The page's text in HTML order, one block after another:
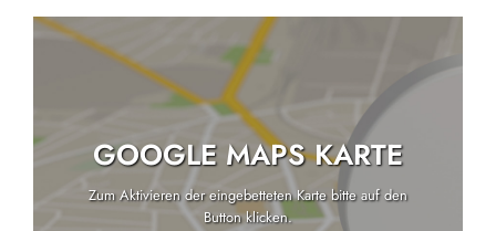
GOOGLE MAPS KARTE
Zum Aktivieren der eingebetteten Karte bitte auf den
Button klicken.